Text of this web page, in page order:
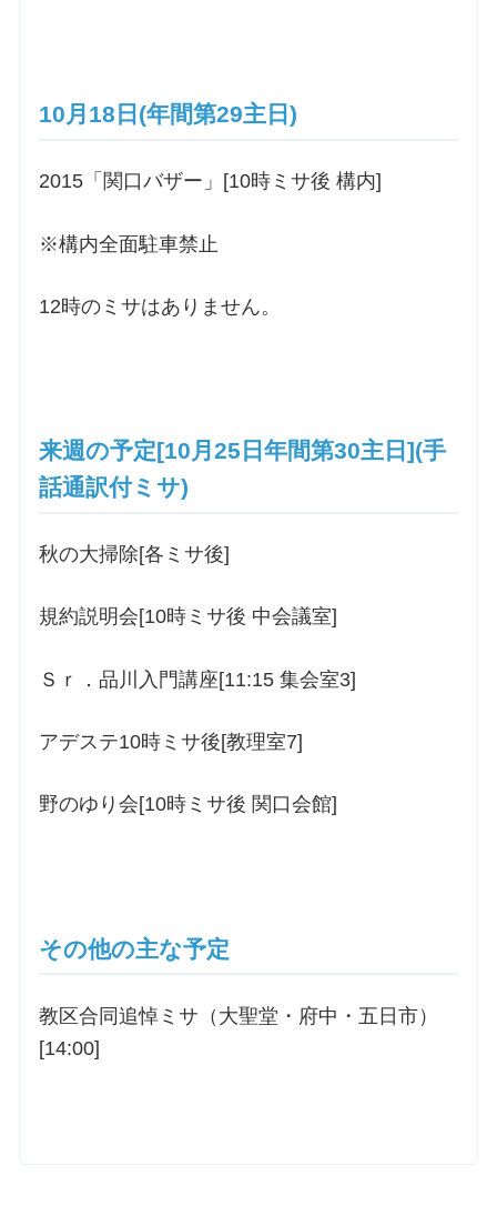
10月18日(年間第29主日)
2015「関口バザー」[10時ミサ後 構内]
※構内全面駐車禁止
12時のミサはありません。
来週の予定[10月25日年間第30主日](手
話通訳付ミサ)
秋の大掃除[各ミサ後]
規約説明会[10時ミサ後 中会議室]
Ｓｒ．品川入門講座[11:15 集会室3]
アデステ10時ミサ後[教理室7]
野のゆり会[10時ミサ後 関口会館]
その他の主な予定
教区合同追悼ミサ（大聖堂・府中・五日市）
[14:00]